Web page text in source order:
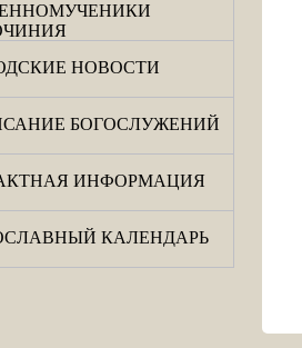
НОВОСТИ
БОГОСЛУЖЕНИЙ
ИНФОРМАЦИЯ
КАЛЕНДАРЬ